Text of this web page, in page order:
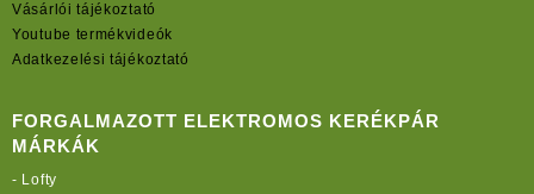
Vásárlói tájékoztató
Youtube termékvideók
Adatkezelési tájékoztató
FORGALMAZOTT ELEKTROMOS KERÉKPÁR
MÁRKÁK
- Lofty